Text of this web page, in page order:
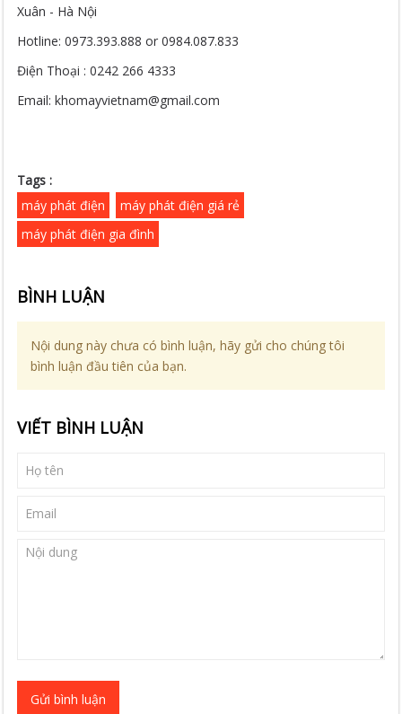
Xuân - Hà Nội
Hotline: 0973.393.888 or 0984.087.833
Điện Thoại : 0242 266 4333
Email: khomayvietnam@gmail.com
Tags :
máy phát điện
máy phát điện giá rẻ
máy phát điện gia đình
BÌNH LUẬN
Nội dung này chưa có bình luận, hãy gửi cho chúng tôi
bình luận đầu tiên của bạn.
VIẾT BÌNH LUẬN
Gửi bình luận